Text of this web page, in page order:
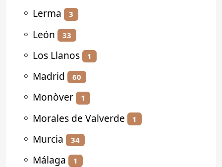
⚬ Lerma 3
⚬ León 33
⚬ Los Llanos 1
⚬ Madrid 60
⚬ Monòver 1
⚬ Morales de Valverde 1
⚬ Murcia 34
⚬ Málaga 1